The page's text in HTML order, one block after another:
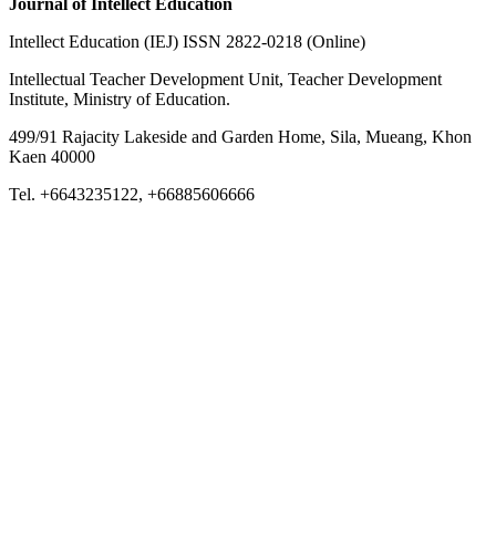
Intellect Education (IEJ) ISSN 2822-0218 (Online)
Intellectual Teacher Development Unit, Teacher Development
Institute, Ministry of Education.
499/91 Rajacity Lakeside and Garden Home, Sila, Mueang, Khon
Kaen 40000
Tel. +6643235122, +66885606666